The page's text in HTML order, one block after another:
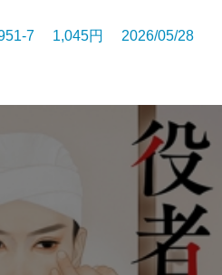
7 1,045円 2026/05/28